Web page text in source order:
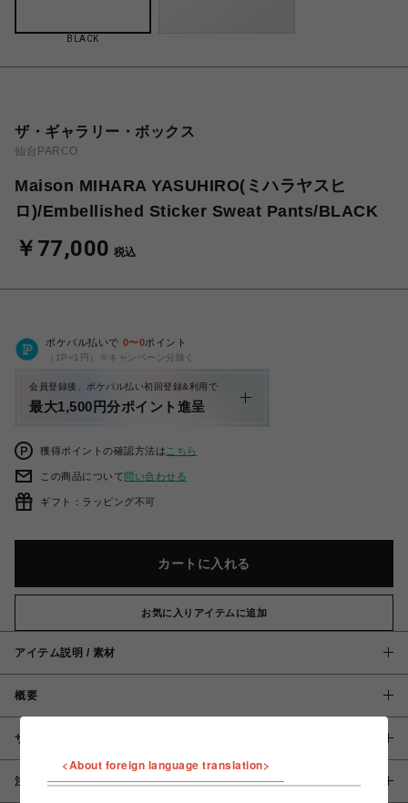
BLACK
ザ・ギャラリー・ボックス
仙台PARCO
Maison MIHARA YASUHIRO(ミハラヤスヒ
ロ)/Embellished Sticker Sweat Pants/BLACK
￥77,000 税込
ポケパル払いで 0〜0ポイント
（1P=1円）※キャンペーン分除く
会員登録後、ポケパル払い初回登録&利用で
最大1,500円分ポイント進呈
獲得ポイントの確認方法は こちら
この商品について問い合わせる
ギフト：ラッピング不可
カートに入れる
お気に入りアイテムに追加
アイテム説明 / 素材
概要
サイズ
注意事項
<About foreign language translation>